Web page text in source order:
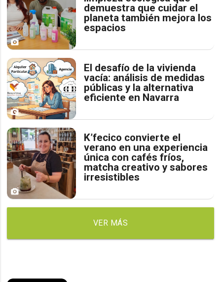
demuestra que cuidar el
planeta también mejora los
espacios
El desafío de la vivienda
vacía: análisis de medidas
públicas y la alternativa
eficiente en Navarra
K’fecico convierte el
verano en una experiencia
única con cafés fríos,
matcha creativo y sabores
irresistibles
VER MÁS